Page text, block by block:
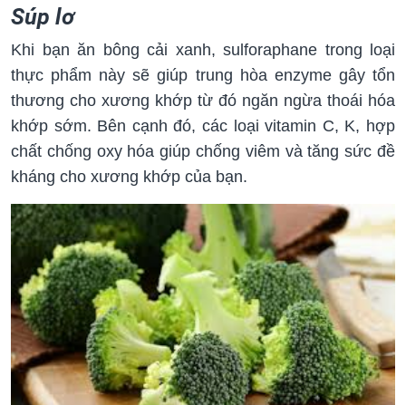
Súp lơ
Khi bạn ăn bông cải xanh, sulforaphane trong loại
thực phẩm này sẽ giúp trung hòa enzyme gây tổn
thương cho xương khớp từ đó ngăn ngừa thoái hóa
khớp sớm. Bên cạnh đó, các loại vitamin C, K, hợp
chất chống oxy hóa giúp chống viêm và tăng sức đề
kháng cho xương khớp của bạn.